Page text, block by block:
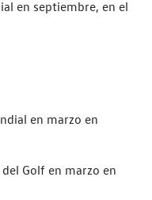
en septiembre, en el
en marzo en
Golf en marzo en